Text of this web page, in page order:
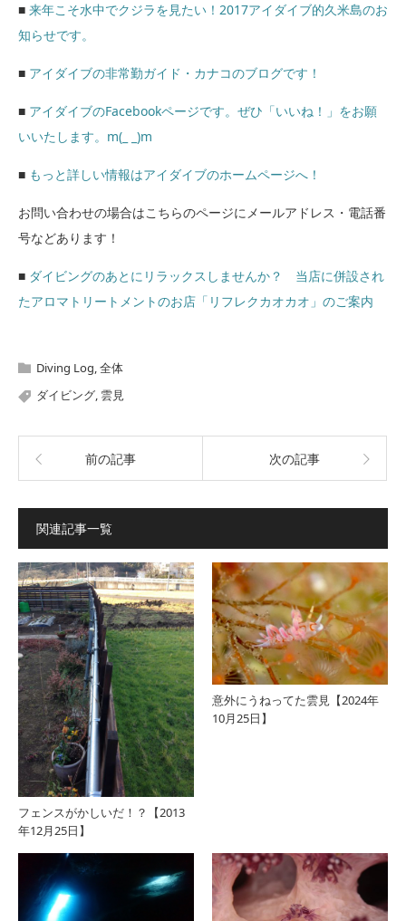
■ 来年こそ水中でクジラを見たい！2017アイダイブ的久米島のお
知らせです。
■ アイダイブの非常勤ガイド・カナコのブログです！
■ アイダイブのFacebookページです。ぜひ「いいね！」をお願
いいたします。m(_ _)m
■ もっと詳しい情報はアイダイブのホームページへ！
お問い合わせの場合はこちらのページにメールアドレス・電話番
号などあります！
■ ダイビングのあとにリラックスしませんか？ 当店に併設され
たアロマトリートメントのお店「リフレクカオカオ」のご案内
Diving Log,全体
ダイビング, 雲見
前の記事 次の記事
関連記事一覧
フェンスがかしいだ！？【2013
年12月25日】
意外にうねってた雲見【2024年
10月25日】